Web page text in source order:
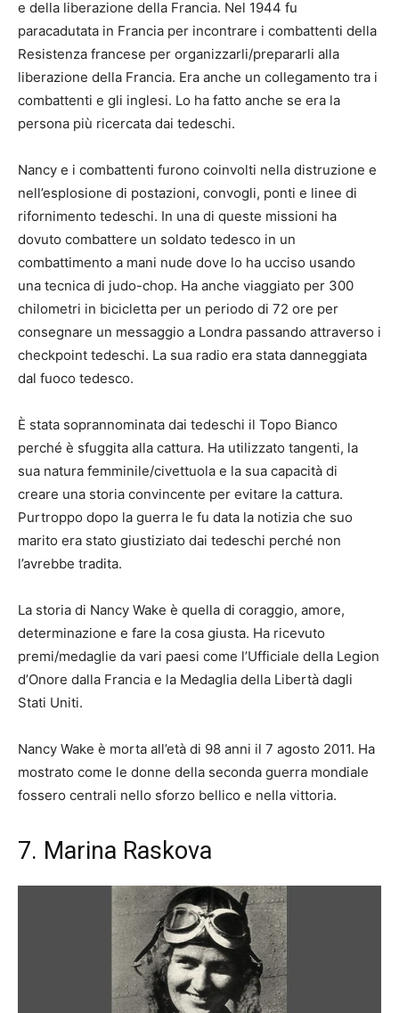
e della liberazione della Francia. Nel 1944 fu
paracadutata in Francia per incontrare i combattenti della
Resistenza francese per organizzarli/prepararli alla
liberazione della Francia. Era anche un collegamento tra i
combattenti e gli inglesi. Lo ha fatto anche se era la
persona più ricercata dai tedeschi.
Nancy e i combattenti furono coinvolti nella distruzione e
nell’esplosione di postazioni, convogli, ponti e linee di
rifornimento tedeschi. In una di queste missioni ha
dovuto combattere un soldato tedesco in un
combattimento a mani nude dove lo ha ucciso usando
una tecnica di judo-chop. Ha anche viaggiato per 300
chilometri in bicicletta per un periodo di 72 ore per
consegnare un messaggio a Londra passando attraverso i
checkpoint tedeschi. La sua radio era stata danneggiata
dal fuoco tedesco.
È stata soprannominata dai tedeschi il Topo Bianco
perché è sfuggita alla cattura. Ha utilizzato tangenti, la
sua natura femminile/civettuola e la sua capacità di
creare una storia convincente per evitare la cattura.
Purtroppo dopo la guerra le fu data la notizia che suo
marito era stato giustiziato dai tedeschi perché non
l’avrebbe tradita.
La storia di Nancy Wake è quella di coraggio, amore,
determinazione e fare la cosa giusta. Ha ricevuto
premi/medaglie da vari paesi come l’Ufficiale della Legion
d’Onore dalla Francia e la Medaglia della Libertà dagli
Stati Uniti.
Nancy Wake è morta all’età di 98 anni il 7 agosto 2011. Ha
mostrato come le donne della seconda guerra mondiale
fossero centrali nello sforzo bellico e nella vittoria.
7. Marina Raskova